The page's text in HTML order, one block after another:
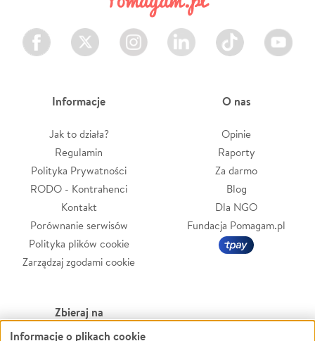
Facebook Twitter Instagram LinkedIn TikTok Youtube
Informacje
Jak to działa?
Regulamin
Polityka Prywatności
RODO - Kontrahenci
Kontakt
Porównanie serwisów
Polityka plików cookie
Zarządzaj zgodami cookie
O nas
Opinie
Raporty
Za darmo
Blog
Dla NGO
Fundacja Pomagam.pl
Zbieraj na
Informacje o plikach cookie